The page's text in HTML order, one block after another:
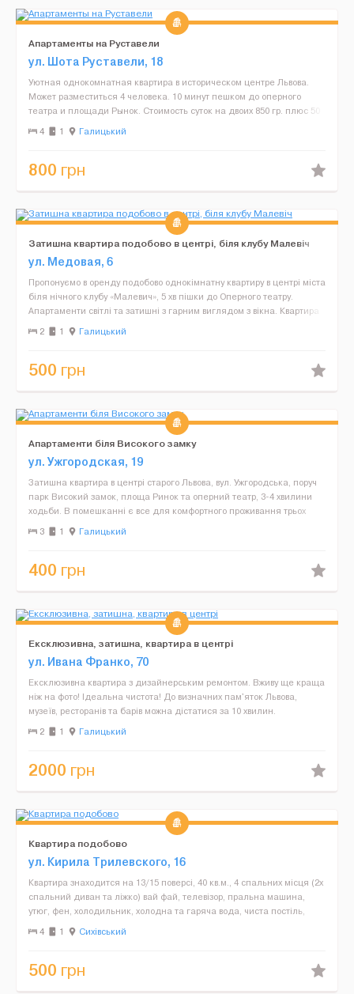
Апартаменты на Руставели
ул. Шота Руставели, 18
Уютная однокомнатная квартира в историческом центре Львова.
Может разместиться 4 человека. 10 минут пешком до оперного
театра и площади Рынок. Стоимость суток на двоих 850 гр. плюс 50
гр. за каждого дополнительного человека. Удобс...
4 1 Галицький
800 грн
Затишна квартира подобово в центрі, біля клубу Малевіч
ул. Медовая, 6
Пропонуємо в оренду подобово однокімнатну квартиру в центрі міста
біля нічного клубу «Малевич», 5 хв пішки до Оперного театру.
Апартаменти світлі та затишні з гарним виглядом з вікна. Квартира
ідеально підходить для па...
2 1 Галицький
500 грн
Апартаменти біля Високого замку
ул. Ужгородская, 19
Затишна квартира в центрі старого Львова, вул. Ужгородська, поруч
парк Високий замок, площа Ринок та оперний театр, 3-4 хвилини
ходьби. В помешканні є все для комфортного проживання трьох
осіб. Для гостей надаємо постіль, рушники,...
3 1 Галицький
400 грн
Ексклюзивна, затишна, квартира в центрі
ул. Ивана Франко, 70
Ексклюзивна квартира з дизайнерським ремонтом. Вживу ще краща
ніж на фото! Ідеальна чистота! До визначних пам'яток Львова,
музеїв, ресторанів та барів можна дістатися за 10 хвилин.
Індивідуальне опалення, вся побутова техніка, Wi-...
2 1 Галицький
2000 грн
Квартира подобово
ул. Кирила Трилевского, 16
Квартира знаходится на 13/15 поверсі, 40 кв.м., 4 спальних місця (2х
спальний диван та ліжко) вай фай, телевізор, пральна машина,
утюг, фен, холодильник, холодна та гаряча вода, чиста постіль,
рушники, посуд. Рядом кінцева з...
4 1 Сихівський
500 грн